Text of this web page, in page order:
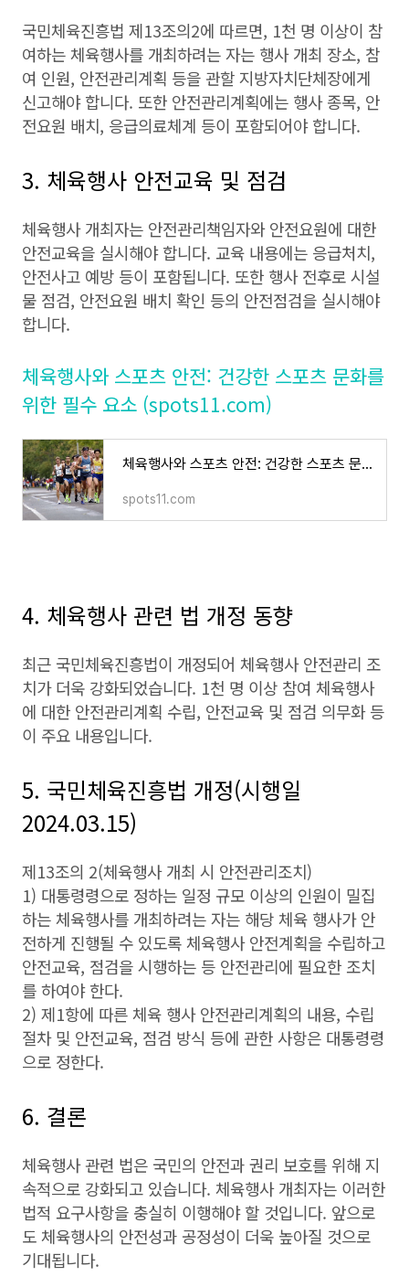
국민체육진흥법 제13조의2에 따르면, 1천 명 이상이 참
여하는 체육행사를 개최하려는 자는 행사 개최 장소, 참
여 인원, 안전관리계획 등을 관할 지방자치단체장에게
신고해야 합니다. 또한 안전관리계획에는 행사 종목, 안
전요원 배치, 응급의료체계 등이 포함되어야 합니다.
3. 체육행사 안전교육 및 점검
체육행사 개최자는 안전관리책임자와 안전요원에 대한
안전교육을 실시해야 합니다. 교육 내용에는 응급처치,
안전사고 예방 등이 포함됩니다. 또한 행사 전후로 시설
물 점검, 안전요원 배치 확인 등의 안전점검을 실시해야
합니다.
체육행사와 스포츠 안전: 건강한 스포츠 문화를
위한 필수 요소 (spots11.com)
체육행사와 스포츠 안전: 건강한 스포츠 문화를 위한 필수 요소
spots11.com
4. 체육행사 관련 법 개정 동향
최근 국민체육진흥법이 개정되어 체육행사 안전관리 조
치가 더욱 강화되었습니다. 1천 명 이상 참여 체육행사
에 대한 안전관리계획 수립, 안전교육 및 점검 의무화 등
이 주요 내용입니다.
5. 국민체육진흥법 개정(시행일
2024.03.15)
제13조의 2(체육행사 개최 시 안전관리조치)
1) 대통령령으로 정하는 일정 규모 이상의 인원이 밀집
하는 체육행사를 개최하려는 자는 해당 체육 행사가 안
전하게 진행될 수 있도록 체육행사 안전계획을 수립하고
안전교육, 점검을 시행하는 등 안전관리에 필요한 조치
를 하여야 한다.
2) 제1항에 따른 체육 행사 안전관리계획의 내용, 수립
절차 및 안전교육, 점검 방식 등에 관한 사항은 대통령령
으로 정한다.
6. 결론
체육행사 관련 법은 국민의 안전과 권리 보호를 위해 지
속적으로 강화되고 있습니다. 체육행사 개최자는 이러한
법적 요구사항을 충실히 이행해야 할 것입니다. 앞으로
도 체육행사의 안전성과 공정성이 더욱 높아질 것으로
기대됩니다.